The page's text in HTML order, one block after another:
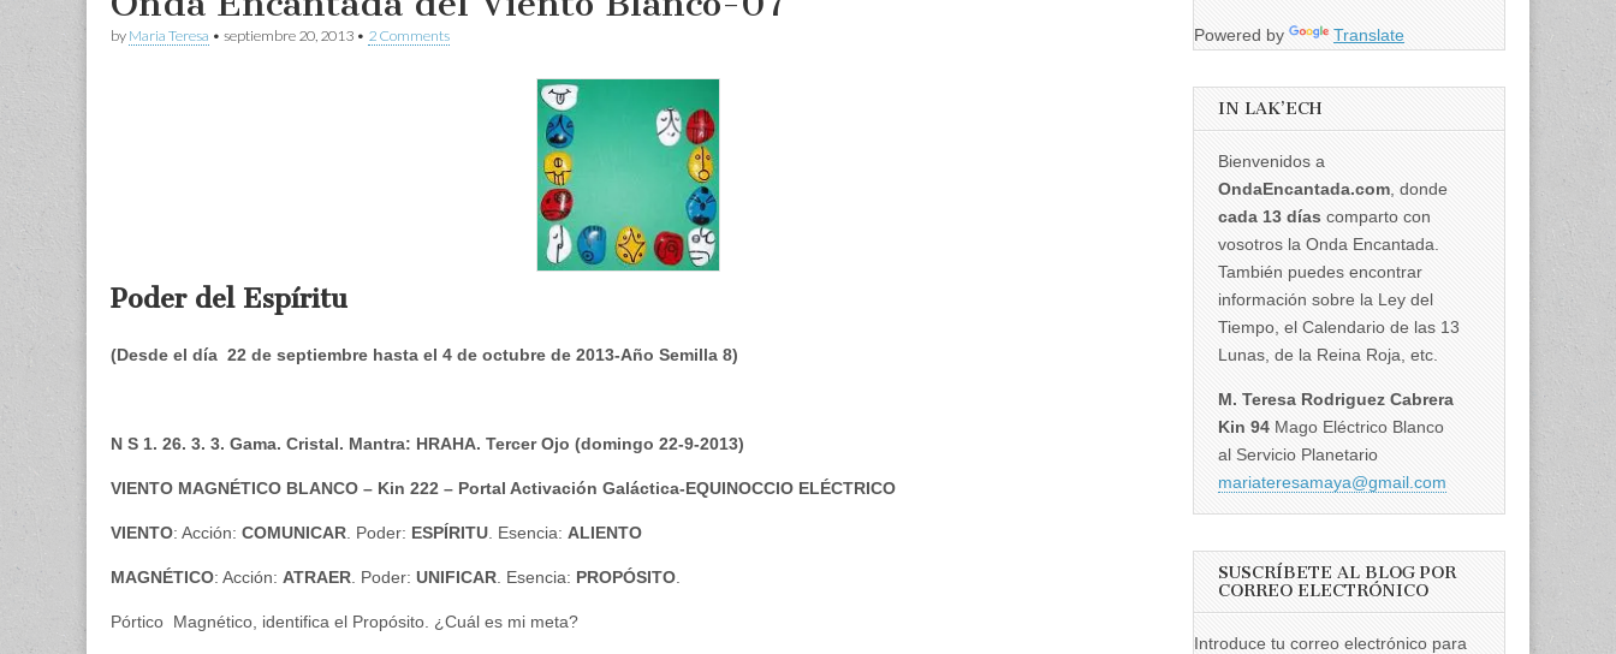
by Maria Teresa • septiembre 20, 2013 • 2 Comments
Poder del Espíritu
(Desde el día 22 de septiembre hasta el 4 de octubre de 2013-Año Semilla 8)
N S 1. 26. 3. 3. Gama. Cristal. Mantra: HRAHA. Tercer Ojo (domingo 22-9-2013)
VIENTO MAGNÉTICO BLANCO – Kin 222 – Portal Activación Galáctica-EQUINOCCIO ELÉCTRICO
VIENTO: Acción: COMUNICAR . Poder: ESPÍRITU . Esencia: ALIENTO
MAGNÉTICO: Acción: ATRAER . Poder: UNIFICAR . Esencia: PROPÓSITO
Pórtico Magnético, identifica el Propósito. ¿Cuál es mi meta?
Powered by Translate
IN LAK’ECH
Bienvenidos a
OndaEncantada.com , donde
cada 13 días comparto con
vosotros la Onda Encantada.
También puedes encontrar
información sobre la Ley del
Tiempo, el Calendario de las 13
Lunas, de la Reina Roja, etc.
M. Teresa Rodriguez Cabrera
Kin 94 Mago Eléctrico Blanco
al Servicio Planetario
mariateresamaya@gmail.com
SUSCRÍBETE AL BLOG POR
CORREO ELECTRÓNICO
Introduce tu correo electrónico para